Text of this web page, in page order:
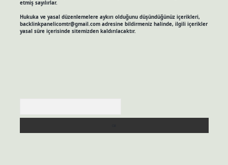
etmiş sayılırlar.
Hukuka ve yasal düzenlemelere aykırı olduğunu düşündüğünüz içerikleri,
backlinkpanelicomtr@gmail.comadresine bildirmeniz halinde, ilgili içerikler
yasal süre içerisinde sitemizden kaldırılacaktır.